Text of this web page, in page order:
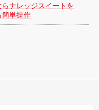
ナレッジスイートを
簡単操作